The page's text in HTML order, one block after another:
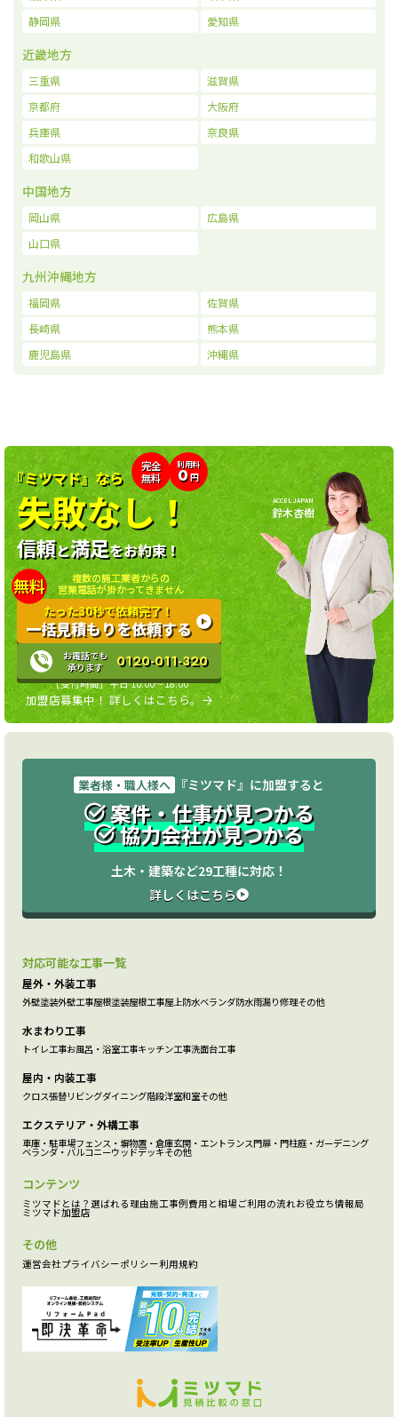
静岡県
愛知県
近畿地方
三重県
滋賀県
京都府
大阪府
兵庫県
奈良県
和歌山県
中国地方
岡山県
広島県
山口県
九州沖縄地方
福岡県
佐賀県
長崎県
熊本県
鹿児島県
沖縄県
完全
無料
利用料
0円
『ミツマド』なら
失敗なし！
信頼と満足をお約束！
無料
複数の施工業者からの
営業電話が掛かってきません
たった30秒で依頼完了！
一括見積もりを依頼する
お電話でも
承ります
0120-011-320
［受付時間］平日 10:00〜18:00
加盟店募集中！ 詳しくはこちら。
ACCEL JAPAN
鈴木杏樹
業者様・職人様へ 『ミツマド』に加盟すると
案件・仕事が見つかる
協力会社が見つかる
土木・建築など29工種に対応！
詳しくはこちら
対応可能な工事一覧
屋外・外装工事
外壁塗装外壁工事屋根塗装屋根工事屋上防水ベランダ防水雨漏り修理その他
水まわり工事
トイレ工事お風呂・浴室工事キッチン工事洗面台工事
屋内・内装工事
クロス張替リビングダイニング階段洋室和室その他
エクステリア・外構工事
車庫・駐車場フェンス・塀物置・倉庫玄関・エントランス門扉・門柱庭・ガーデニング
ベランダ・バルコニーウッドデッキその他
コンテンツ
ミツマドとは？ 選ばれる理由施工事例費用と相場 ご利用の流れお役立ち情報局
ミツマド加盟店
その他
運営会社プライバシーポリシー利用規約